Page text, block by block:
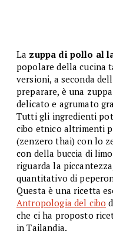
La zuppa di pollo al
popolare della cucina
versioni, a seconda
preparare, è una
delicato e agrumato
Tutti gli ingredienti
cibo etnico altrimenti
(zenzero thai) con lo
con della buccia di
riguarda la
quantitativo di
Questa è una ricetta
Antropologia del cibo
che ci ha proposto
in Tailandia.